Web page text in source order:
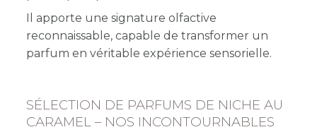
Il apporte une signature olfactive
reconnaissable, capable de transformer un
parfum en véritable expérience sensorielle.
SÉLECTION DE PARFUMS DE NICHE AU
CARAMEL – NOS INCONTOURNABLES